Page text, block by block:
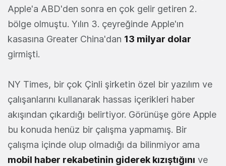
Apple'a ABD'den sonra en çok gelir getiren 2.
bölge olmuştu. Yılın 3. çeyreğinde Apple'ın
kasasına Greater China'dan 13 milyar dolar
girmişti.
NY Times, bir çok Çinli şirketin özel bir yazılım ve
çalışanlarını kullanarak hassas içerikleri haber
akışından çıkardığı belirtiyor. Görünüşe göre Apple
bu konuda henüz bir çalışma yapmamış. Bir
çalışma içinde olup olmadığı da bilinmiyor ama
mobil haber rekabetinin giderek kızıştığını ve